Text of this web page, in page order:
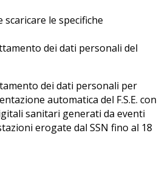
le specifiche
dei dati personali del
dei dati personali per
automatica del F.S.E. con
sanitari generati da eventi
erogate dal SSN fino al 18